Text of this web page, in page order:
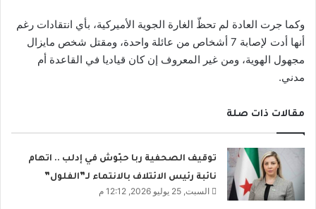
وكما جرت العادة لم تحظّ الغارة الجوية الأميركية، بأي انتقادات رغم
أنها أدت لإصابة 7 أشخاص من عائلة واحدة، ومقتل شخص مايزال
مجهول الهوية، ومن غير المعروف إن كان قياديا في القاعدة أم
مدني.
مقالات ذات صلة
توقيف الصحفية ربا حبّوش في إدلب .. اتهام
نائبة رئيس الائتلاف بالانتماء لـ”الفلول”
السبت, 25 يوليو 2026, 12:12 م